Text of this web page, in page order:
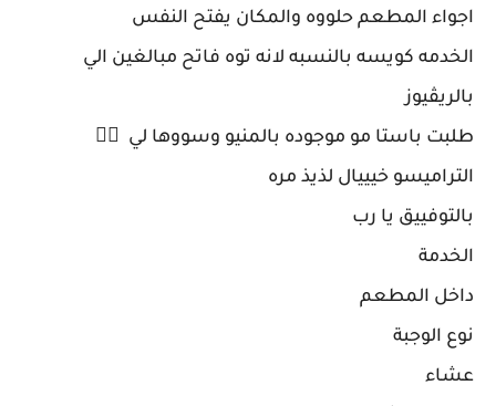
اجواء المطعم حلووه والمكان يفتح النفس
الخدمه كويسه بالنسبه لانه توه فاتح مبالغين الي
بالريڤيوز
طلبت باستا مو موجوده بالمنيو وسووها لي 👍🏻
التراميسو خيييال لذيذ مره
بالتوفييق يا رب
الخدمة
داخل المطعم
نوع الوجبة
عشاء